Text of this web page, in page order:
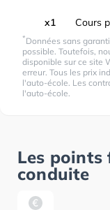
x1 Cours
*Données sans
possible. Toutefois,
disponible sur ce site
erreur. Tous les prix
l'auto-école. Les
l'auto-école.
Les points
conduite